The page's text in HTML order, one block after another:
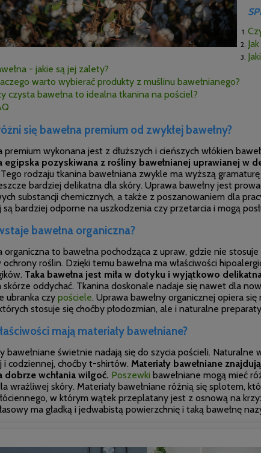
- jakie są jej zalety?
warto wybierać produkty z muślinu bawełnianego?
czysta bawełna to idealna tkanina na pościel?
się bawełna premium od zwykłej bawełny?
premium wykonana jest z dłuższych i cieńszych włókien
egipska pozyskiwana z rośliny bawełnianej uprawianej w
rodzaju tkanina bawełniana zwykle ma wyższą
bardziej delikatna dla skóry. Uprawa bawełny jest
substancji chemicznych, a także z poszanowaniem dla
są bardziej odporne na uszkodzenia czy przetarcia i mogą
bawełna organiczna?
organiczna to bawełna pochodząca z upraw, gdzie nie
ochrony roślin. Dzięki temu bawełna ma właściwości
Taka bawełna jest miła w dotyku i wyjątkowo
skórze oddychać. Tkanina doskonale nadaje się nawet dla
ubranka czy pościele. Uprawa bawełny organicznej opiera
stosuje się choćby płodozmian, ale i naturalne
mają materiały bawełniane?
bawełniane świetnie nadają się do szycia pościeli.
i codziennej, choćby t-shirtów. Materiały bawełniane
dobrze wchłania wilgoć. Poszewki bawełniane mogą mieć
wrażliwej skóry. Materiały bawełniane różnią się splotem,
w którym wątek przeplatany jest z osnową na
ma gładką i jedwabistą powierzchnię i taką bawełnę